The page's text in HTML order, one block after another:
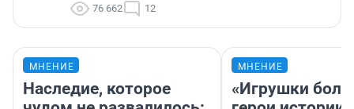
76 662 12
МНЕНИЕ
Наследие, которое
МНЕНИЕ
«Игрушки